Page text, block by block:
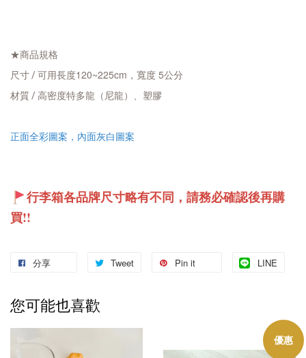
★商品規格
尺寸 / 可用長度120~225cm，寬度 5公分
材質 / 高密度特多龍（尼龍）、塑膠
正面全彩圖案，內面灰白圖案
行李箱各品牌尺寸略有不同，請務必確認後再購
買!!
分享 Tweet Pin it LINE
您可能也喜歡
優惠